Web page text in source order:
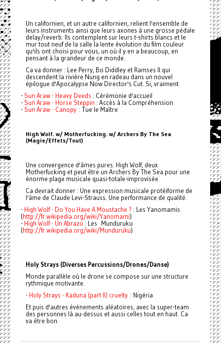
Un californien, et un autre californien, relient l'ensemble de
leurs instruments ainsi que leurs axones à une grosse pédale
delay/reverb. Ils contemplent sur leurs t-shirts blancs et le
mur tout neuf de la salle la lente évolution du film couleur
qu'ils ont choisi pour vous, un où il y en a beaucoup, en
pensant à la grandeur de ce monde.
Ca va donner : Lee Perry, Bo Diddley et Ramses II qui
descendent la rivière Nung en radeau dans un nouvel
épilogue d'Apocalypse Now Director's Cut. Si, vraiment.
- Sun Araw - Heavy Deeds : Cérémonie d'accueil
- Sun Araw - Horse Steppin : Accès à la Compréhension
- Sun Araw - Canopy: Tue le Maître
High Wolf. w/ Motherfucking. w/ Archers By The Sea
(Magie/Effets/Tout)
Une convergence d'âmes pures. High Wolf, deux
Motherfucking et peut être un Archers By The Sea pour une
énorme plage musicale quasi-totale-improvisée.
Ca devrait donner : Une expression musicale protéiforme de
l'âme de Claude Levi-Strauss. Une performance de qualité.
- High Wolf - Do You Have A Moustache ? : Les Yanomamis
(http://fr.wikipedia.org/wiki/Yanomami)
- High Wolf - Un Abrazo : Les Munduruku
(http://fr.wikipedia.org/wiki/Munduruku)
Holy Strays (Diverses Percussions/Drones/Danse)
Monde parallèle où le drone se compose sur une structure
rythmique motivante.
- Holy Strays - Kaduna (part II) cruelty: Nigéria
Et puis d'autres événements aléatoires, avec la super-team
des personnes là au-dessus et aussi celles tout en haut. Ca
va être bon.